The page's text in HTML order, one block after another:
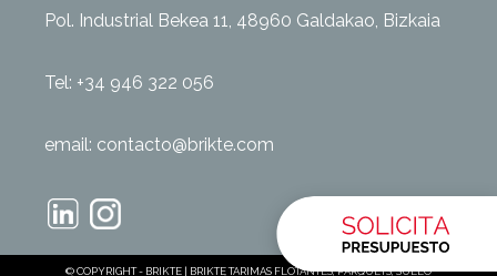
Pol. Industrial Bekea 11, 48960 Galdakao, Bizkaia
Tel: +34 946 322 056
email: contacto@brikte.com
© COPYRIGHT - BRIKTE | BRIKTE TARIMAS FLOTANTES, PARQUETS, SUELO